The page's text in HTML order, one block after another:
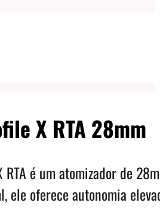
X RTA 28mm
RTA é um atomizador de
ele oferece autonomia